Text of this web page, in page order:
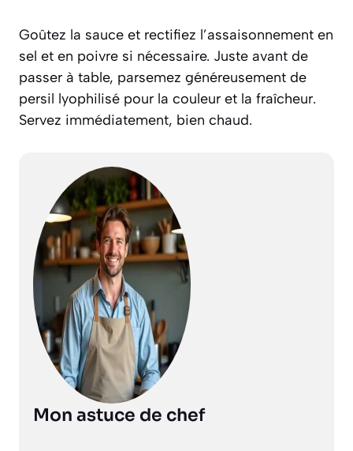
Goûtez la sauce et rectifiez l’assaisonnement en
sel et en poivre si nécessaire. Juste avant de
passer à table, parsemez généreusement de
persil lyophilisé pour la couleur et la fraîcheur.
Servez immédiatement, bien chaud.
Mon astuce de chef